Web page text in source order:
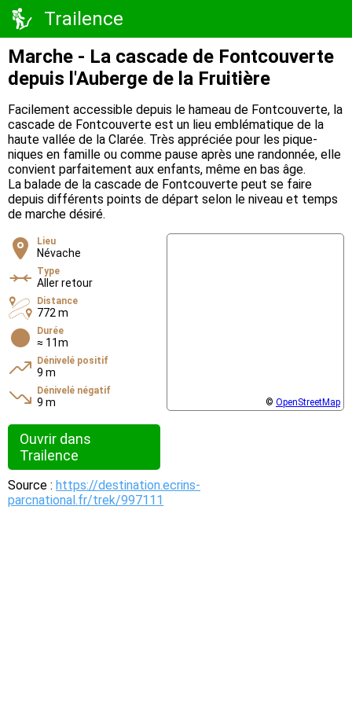
Trailence
Marche - La cascade de Fontcouverte
depuis l'Auberge de la Fruitière
Facilement accessible depuis le hameau de Fontcouverte, la
cascade de Fontcouverte est un lieu emblématique de la
haute vallée de la Clarée. Très appréciée pour les pique-
niques en famille ou comme pause après une randonnée, elle
convient parfaitement aux enfants, même en bas âge.
La balade de la cascade de Fontcouverte peut se faire
depuis différents points de départ selon le niveau et temps
de marche désiré.
Lieu
Névache
Type
Aller retour
Distance
772 m
Durée
≈ 11m
Dénivelé positif
9 m
Dénivelé négatif
9 m
Ouvrir dans
Trailence
© OpenStreetMap
Source : https://destination.ecrins-
parcnational.fr/trek/997111